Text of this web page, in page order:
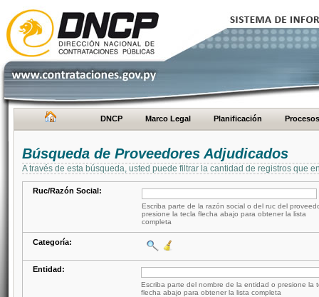
DNCP Marco Legal Planificación Procesos
Búsqueda de Proveedores Adjudicados
A través de esta búsqueda, usted puede filtrar la cantidad de registros que
Ruc/Razón Social:
Escriba parte de la razón social o del ruc del
presione la tecla flecha abajo para obtener la lista
completa
Categoría:
Entidad:
Escriba parte del nombre de la entidad o presione la
flecha abajo para obtener la lista completa